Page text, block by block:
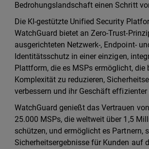
Bedrohungslandschaft einen Schritt
Die KI-gestützte Unified Security
WatchGuard bietet an Zero-Trust-
ausgerichteten Netzwerk-, Endpoint-
Identitätsschutz in einer einzigen,
Plattform, die es MSPs ermöglicht, die
Komplexität zu reduzieren,
verbessern und ihr Geschäft
WatchGuard genießt das Vertrauen
25.000 MSPs, die weltweit über 1,5
schützen, und ermöglicht es Partnern,
Sicherheitsergebnisse für Kunden auf